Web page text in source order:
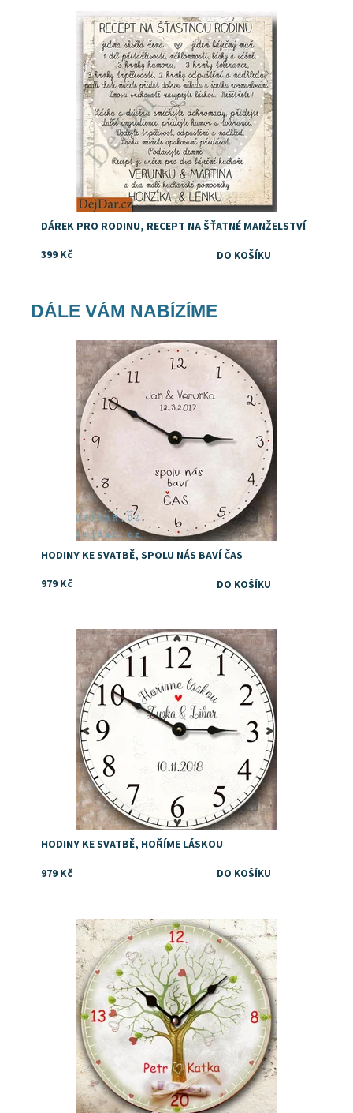
Dostupnost: Skladem
DÁREK PRO RODINU, RECEPT NA ŠŤATNÉ MANŽELSTVÍ
399 Kč
DÁLE VÁM NABÍZÍME
Dostupnost: Skladem
HODINY KE SVATBĚ, SPOLU NÁS BAVÍ ČAS
979 Kč
Dárek pro hasiče ke svatbě nebo výročí svatby
Dostupnost:
Skladem
HODINY KE SVATBĚ, HOŘÍME LÁSKOU
979 Kč
Dárek pro darování peněz novomanželům ke svatbě.
Dostupnost:
Skladem